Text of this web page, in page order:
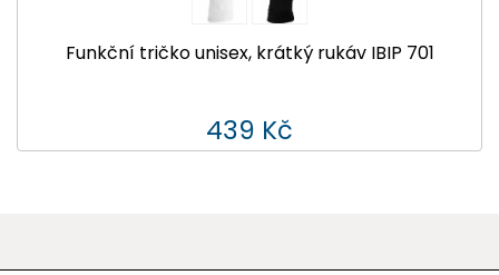
Funkční tričko unisex, krátký rukáv IBIP 701
439 Kč